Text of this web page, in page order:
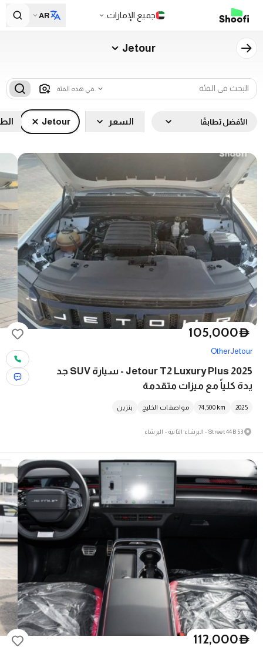
جميع الإمارات. AR
Jetour
الأفضل تطابقًا السعر Jetour
D
105,000
Jetour
Other
Jetour T2 Luxury Plus 2025 - سيارة SUV جد
يدة كلياً مع ميزات متقدمة
2025
74,500 km مواصفات الخليج بنزين
53 Street 44B - البرشاء الثانية - البرشاء
D
112,000